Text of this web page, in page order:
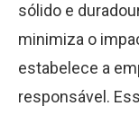
sólido e
minimiza o
estabelece a
responsável.